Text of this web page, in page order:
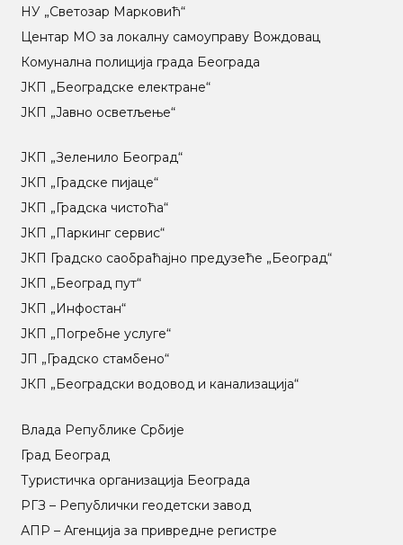
НУ „Светозар Марковић“
Центар МO за локалну самоуправу Вождовац
Комунална полиција града Београда
ЈКП „Београдске електране“
ЈКП „Јавно осветљење“
ЈКП „Зеленило Београд“
ЈКП „Градске пијаце“
ЈКП „Градска чистоћа“
ЈКП „Паркинг сервис“
ЈКП Градско саобраћајно предузеће „Београд“
ЈКП „Београд пут“
ЈКП „Инфостан“
ЈКП „Погребне услуге“
ЈП „Градско стамбено“
ЈКП „Београдски водовод и канализација“
Влада Републике Србије
Град Београд
Туристичка организација Београда
РГЗ – Републички геодетски завод
АПР – Агенција за привредне регистре